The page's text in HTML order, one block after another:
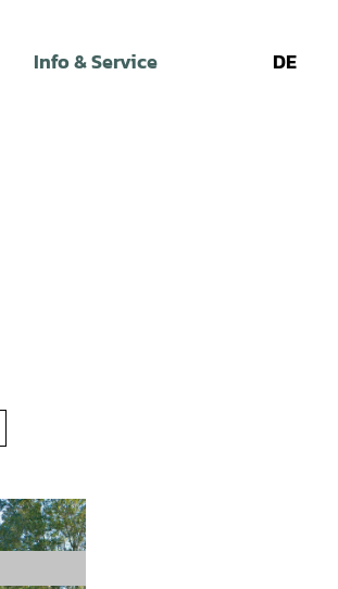
Info & Service DE